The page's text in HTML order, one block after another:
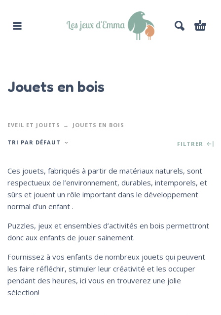
Jouets en bois
EVEIL ET JOUETS JOUETS EN BOIS
TRI PAR DÉFAUT FILTRER
Ces jouets, fabriqués à partir de matériaux naturels, sont
respectueux de l’environnement, durables, intemporels, et
sûrs et jouent un rôle important dans le développement
normal d’un enfant .
Puzzles, jeux et ensembles d’activités en bois permettront
donc aux enfants de jouer sainement.
Fournissez à vos enfants de nombreux jouets qui peuvent
les faire réfléchir, stimuler leur créativité et les occuper
pendant des heures, ici vous en trouverez une jolie
sélection!